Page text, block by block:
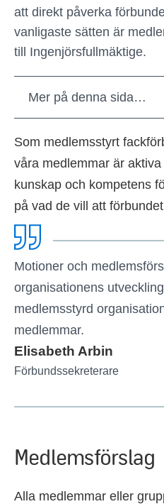
att direkt påverka
vanligaste sätten är
till Ingenjörsfullmäktige.
Mer på denna sida…
Som medlemsstyrt
våra medlemmar är
kunskap och kompetens
på vad de vill att
Motioner och
organisationens
medlemsstyrd
medlemmar.
Elisabeth Arbin
Förbundssekreterare
Medlemsförslag
Alla medlemmar eller